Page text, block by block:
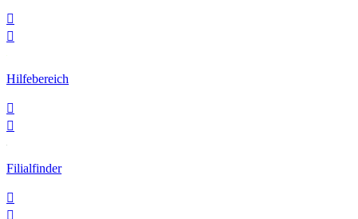


Hilfebereich


Filialfinder

